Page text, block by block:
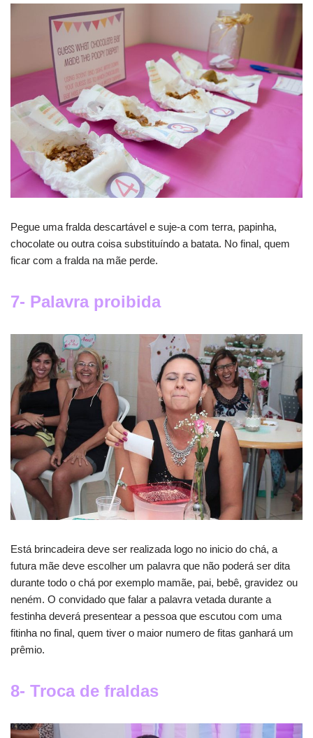
Pegue uma fralda descartável e suje-a com terra, papinha,
chocolate ou outra coisa substituíndo a batata. No final, quem
ficar com a fralda na mãe perde.
7- Palavra proibida
Está brincadeira deve ser realizada logo no inicio do chá, a
futura mãe deve escolher um palavra que não poderá ser dita
durante todo o chá por exemplo mamãe, pai, bebê, gravidez ou
neném. O convidado que falar a palavra vetada durante a
festinha deverá presentear a pessoa que escutou com uma
fitinha no final, quem tiver o maior numero de fitas ganhará um
prêmio.
8- Troca de fraldas